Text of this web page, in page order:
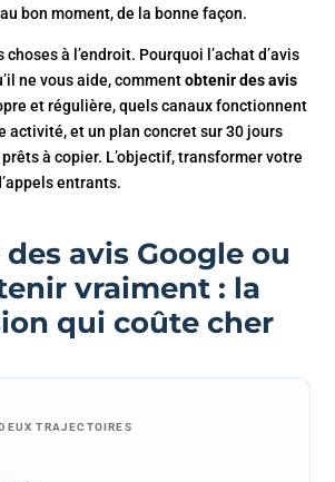
bon moment, de la bonne façon.
à l’endroit. Pourquoi l’achat d’avis
ne vous aide, commentobtenir des avis
et régulière, quels canaux fonctionnent
activité, et un plan concret sur 30 jours
à copier. L’objectif, transformer votre
entrants.
avis Google ou
vraiment : la
qui coûte cher
TRAJECTOIRES